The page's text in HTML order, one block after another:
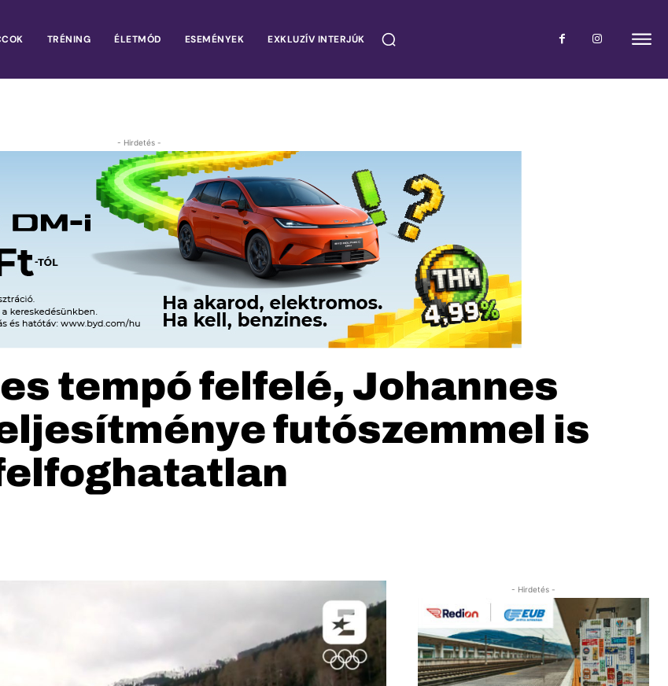
TRÉNING ÉLETMÓD ESEMÉNYEK EXKLUZÍV INTERJÚK
- Hirdetés -
tempó felfelé, Johannes
futószemmel is
- Hirdetés -